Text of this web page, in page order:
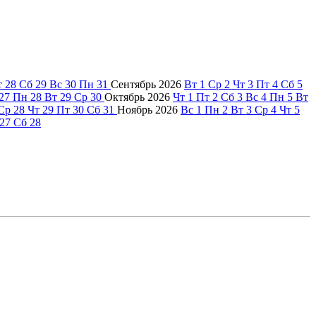
28 Сб 29 Вс 30 Пн 31 Сентябрь 2026 Вт 1 Ср 2 Чт 3 Пт 4 Сб 5
27 Пн 28 Вт 29 Ср 30 Октябрь 2026 Чт 1 Пт 2 Сб 3 Вс 4 Пн 5 Вт
28 Чт 29 Пт 30 Сб 31 Ноябрь 2026 Вс 1 Пн 2 Вт 3 Ср 4 Чт 5
27 Сб 28